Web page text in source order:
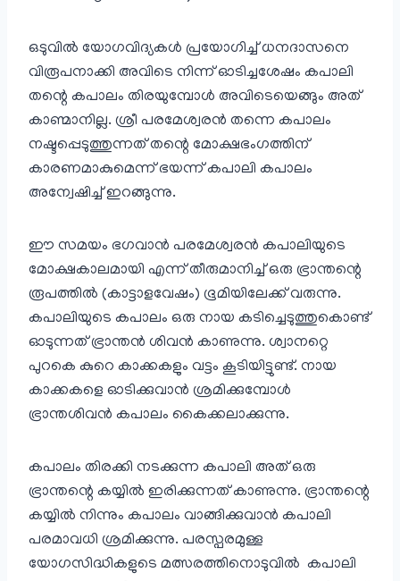
ഒടുവില്‍ യോഗവിദ്യകള്‍ പ്രയോഗിച്ച് ധനദാസനെ
വിരൂപനാക്കി അവിടെ നിന്ന് ഓടിച്ചശേഷം കപാലി
തന്റെ കപാലം തിരയുമ്പോള്‍ അവിടെയെങ്ങും അത്
കാണ്മാനില്ല. ശ്രീ പരമേശ്വരന്‍ തന്നെ കപാലം
നഷ്ടപ്പെടുത്തുന്നത് തന്റെ മോക്ഷഭംഗത്തിന്
കാരണമാകുമെന്ന് ഭയന്ന് കപാലി കപാലം
അന്വേഷിച്ച് ഇറങ്ങുന്നു.
ഈ സമയം ഭഗവാന്‍ പരമേശ്വരന്‍ കപാലിയുടെ
മോക്ഷകാലമായി എന്ന് തീരുമാനിച്ച് ഒരു ഭ്രാന്തന്റെ
രൂപത്തില്‍ (കാട്ടാളവേഷം) ഭൂമിയിലേക്ക് വരുന്നു.
കപാലിയുടെ കപാലം ഒരു നായ കടിച്ചെടുത്തുകൊണ്ട്
ഓടുന്നത് ഭ്രാന്തന്‍ ശിവന്‍ കാണുന്നു. ശ്വാനറ്റെ
പുറകെ കുറെ കാക്കകളും വട്ടം കൂടിയിട്ടുണ്ട്. നായ
കാക്കകളെ ഓടിക്കുവാന്‍ ശ്രമിക്കുമ്പോള്‍
ഭ്രാന്തശിവന്‍ കപാലം കൈക്കലാക്കുന്നു.
കപാലം തിരക്കി നടക്കുന്ന കപാലി അത് ഒരു
ഭ്രാന്തന്റെ കയ്യില്‍ ഇരിക്കുന്നത് കാണുന്നു. ഭ്രാന്തന്റെ
കയ്യില്‍ നിന്നും കപാലം വാങ്ങിക്കുവാന്‍ കപാലി
പരമാവധി ശ്രമിക്കുന്നു. പരസ്പരമുള്ള
യോഗസിദ്ധികളുടെ മത്സരത്തിനൊടുവില്‍ കപാലി